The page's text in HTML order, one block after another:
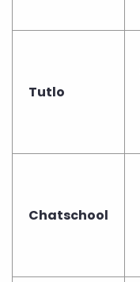
Tutlo
Chatschool